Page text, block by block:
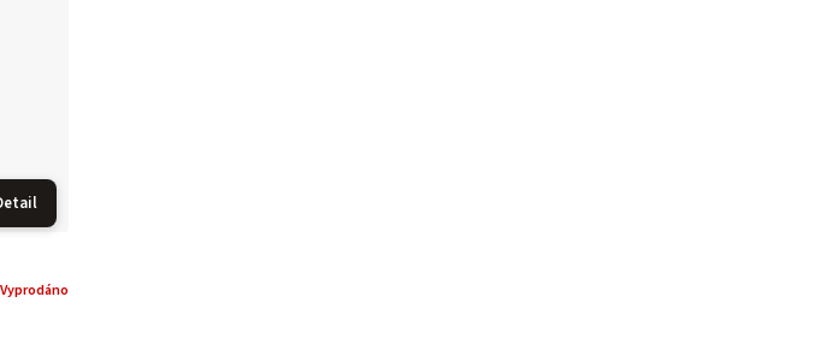
Vyprodáno